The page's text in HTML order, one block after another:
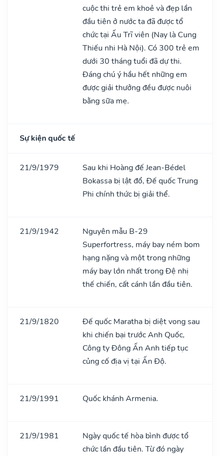
cuộc thi trẻ em khoẻ và đẹp lần
đầu tiên ở nước ta đã được tổ
chức tại Ấu Trĩ viên (Nay là Cung
Thiếu nhi Hà Nội). Có 300 trẻ em
dưới 30 tháng tuổi đã dự thi.
Đáng chú ý hầu hết những em
được giải thưởng đều được nuôi
bằng sữa mẹ.
Sự kiện quốc tế
21/9/1979
Sau khi Hoàng đế Jean-Bédel
Bokassa bị lật đổ, Đế quốc Trung
Phi chính thức bị giải thể.
21/9/1942
Nguyên mẫu B-29
Superfortress, máy bay ném bom
hạng nặng và một trong những
máy bay lớn nhất trong Đệ nhị
thế chiến, cất cánh lần đầu tiên.
21/9/1820
Đế quốc Maratha bị diệt vong sau
khi chiến bại trước Anh Quốc,
Công ty Đông Ấn Anh tiếp tục
củng cố địa vị tại Ấn Độ.
21/9/1991 Quốc khánh Armenia.
21/9/1981
Ngày quốc tế hòa bình được tổ
chức lần đầu tiên. Từ đó ngày